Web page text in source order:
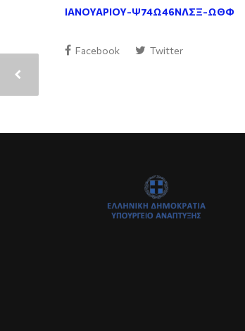
ΙΑΝΟΥΑΡΙΟΥ-Ψ74Ω46ΝΛΣΞ-ΩΘΦ
Facebook Twitter